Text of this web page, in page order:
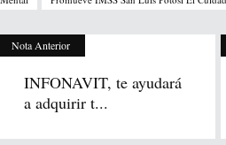
Nota Anterior
INFONAVIT, te ayudará
a adquirir t...